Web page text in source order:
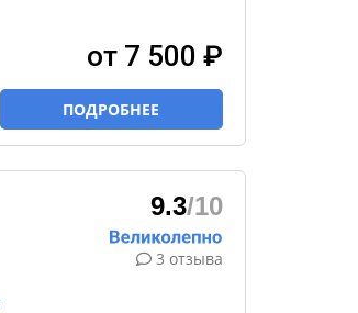
от 7 500 ₽
ПОДРОБНЕЕ
9.3/10
3 отзыва